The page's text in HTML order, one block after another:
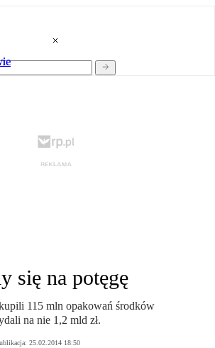
się na potęgę
115 mln opakowań środków
na nie 1,2 mld zł.
25.02.2014 18:50